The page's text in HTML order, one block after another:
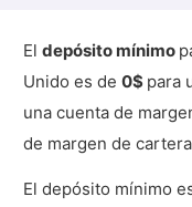
Eldepósito mínimo
Unido es de0$ para
una cuenta de
de margen de
El depósito mínimo